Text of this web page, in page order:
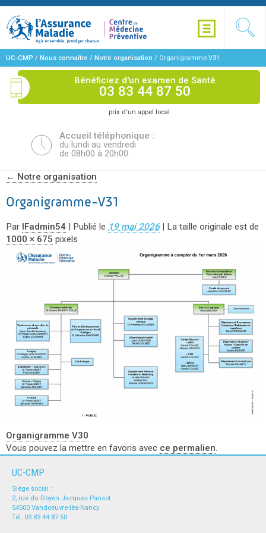
UC-CMP / Nous connaître / Notre organisation / Organigramme-V31
Bénéficiez d'un examen de Santé
03 83 44 87 50
prix d'un appel local
Accueil téléphonique :
du lundi au vendredi
de 08h00 à 20h00
← Notre organisation
Organigramme-V31
Par IFadmin54 | Publié le 19 mai 2026 | La taille originale est de
1000 × 675 pixels
Organigramme V30
Vous pouvez la mettre en favoris avec ce permalien.
UC-CMP
Siège social :
2, rue du Doyen Jacques Parisot
54500 Vandoeuvre-lès-Nancy
Tél. 03 83 44 87 50